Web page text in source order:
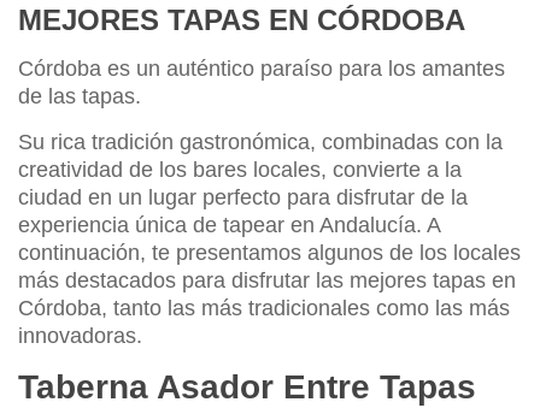
MEJORES TAPAS EN CÓRDOBA
Córdoba es un auténtico paraíso para los amantes
de las tapas.
Su rica tradición gastronómica, combinadas con la
creatividad de los bares locales, convierte a la
ciudad en un lugar perfecto para disfrutar de la
experiencia única de tapear en Andalucía. A
continuación, te presentamos algunos de los locales
más destacados para disfrutar las mejores tapas en
Córdoba, tanto las más tradicionales como las más
innovadoras.
Taberna Asador Entre Tapas